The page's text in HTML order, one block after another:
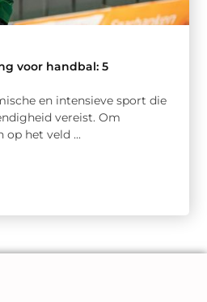
voor handbal: 5
en intensieve sport die
vereist. Om
het veld ...